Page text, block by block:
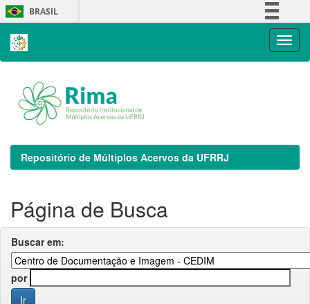
Skip
navigation
BRASIL
Repositório de Múltiplos Acervos da UFRRJ
Página de Busca
Buscar em:
por